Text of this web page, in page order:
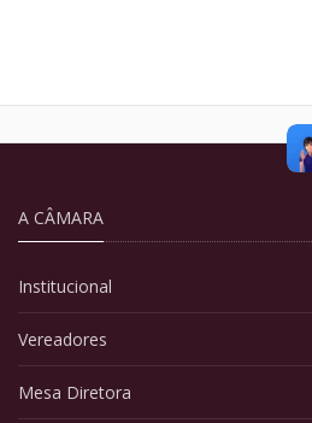
A CÂMARA
Institucional
Vereadores
Mesa Diretora